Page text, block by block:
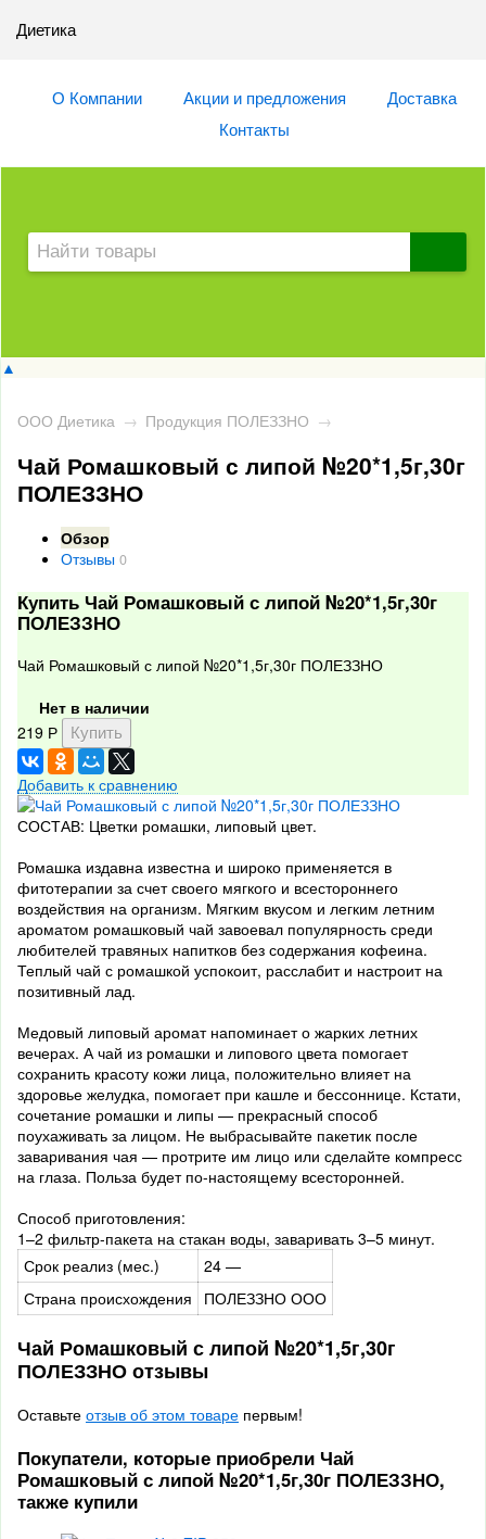
Диетика
О Компании Акции и предложения
Доставка
Контакты
▲
ООО Диетика → Продукция ПОЛЕЗЗНО →
Чай Ромашковый с липой №20*1,5г,30г
ПОЛЕЗЗНО
Обзор
Отзывы 0
Купить Чай Ромашковый с липой №20*1,5г,30г
ПОЛЕЗЗНО
Чай Ромашковый с липой №20*1,5г,30г ПОЛЕЗЗНО
Нет в наличии
219 Р
Добавить к сравнению
СОСТАВ: Цветки ромашки, липовый цвет.
Ромашка издавна известна и широко применяется в
фитотерапии за счет своего мягкого и всестороннего
воздействия на организм. Мягким вкусом и легким летним
ароматом ромашковый чай завоевал популярность среди
любителей травяных напитков без содержания кофеина.
Теплый чай с ромашкой успокоит, расслабит и настроит на
позитивный лад.
Медовый липовый аромат напоминает о жарких летних
вечерах. А чай из ромашки и липового цвета помогает
сохранить красоту кожи лица, положительно влияет на
здоровье желудка, помогает при кашле и бессоннице. Кстати,
сочетание ромашки и липы — прекрасный способ
поухаживать за лицом. Не выбрасывайте пакетик после
заваривания чая — протрите им лицо или сделайте компресс
на глаза. Польза будет по-настоящему всесторонней.
Способ приготовления:
1–2 фильтр-пакета на стакан воды, заваривать 3–5 минут.
Срок реализ (мес.)
24 —
Страна происхождения
ПОЛЕЗЗНО ООО
Чай Ромашковый с липой №20*1,5г,30г
ПОЛЕЗЗНО отзывы
Оставьте отзыв об этом товаре первым!
Покупатели, которые приобрели Чай
Ромашковый с липой №20*1,5г,30г ПОЛЕЗЗНО,
также купили